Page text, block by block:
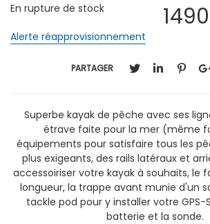
1490
En rupture de stock
Alerte réapprovisionnement
PARTAGER
Superbe kayak de pêche avec ses
étrave faite pour la mer (même
équipements pour satisfaire tous les
plus exigeants, des rails latéraux et
accessoiriser votre kayak à souhaits, le
longueur, la trappe avant munie d'un
tackle pod pour y installer votre GPS-
batterie et la sonde.